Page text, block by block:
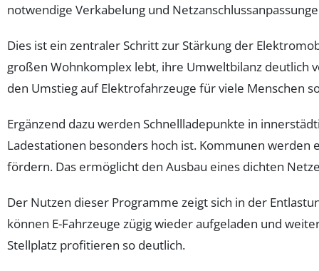
notwendige Verkabelung und
Dies ist ein zentraler Schritt zur Stärkung der
großen Wohnkomplex lebt, ihre Umweltbilanz deutlich
den Umstieg auf Elektrofahrzeuge für viele Menschen
Ergänzend dazu werden Schnellladepunkte in
Ladestationen besonders hoch ist. Kommunen
fördern. Das ermöglicht den Ausbau eines dichten
Der Nutzen dieser Programme zeigt sich in der
können E-Fahrzeuge zügig wieder aufgeladen und
Stellplatz profitieren so deutlich.